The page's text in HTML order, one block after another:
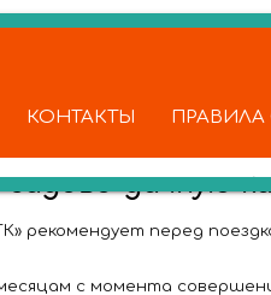
КОНТАКТЫ
дачную
рекомендует перед
с момента